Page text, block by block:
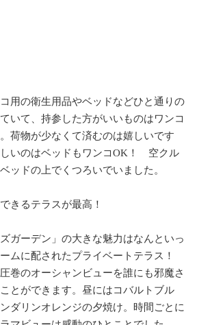
用の衛生用品やベッドなどひと通りの
いて、持参した方がいいものはワンコ
荷物が少なくて済むのは嬉しいです
いのはベッドもワンコOK ！ 空クル
ッドの上でくつろいでいました。
きるテラスが最高！
ガーデン」の大きな魅力はなんといっ
ムに配されたプライベートテラス！
巻のオーシャンビューを誰にも邪魔さ
とができます。昼にはコバルトブル
ダリンオレンジの夕焼け。時間ごとに